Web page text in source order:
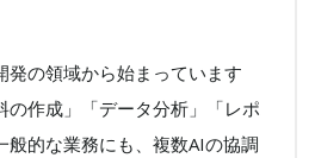
発の領域から始まっています
の作成」「データ分析」「レポ
般的な業務にも、複数AIの協調